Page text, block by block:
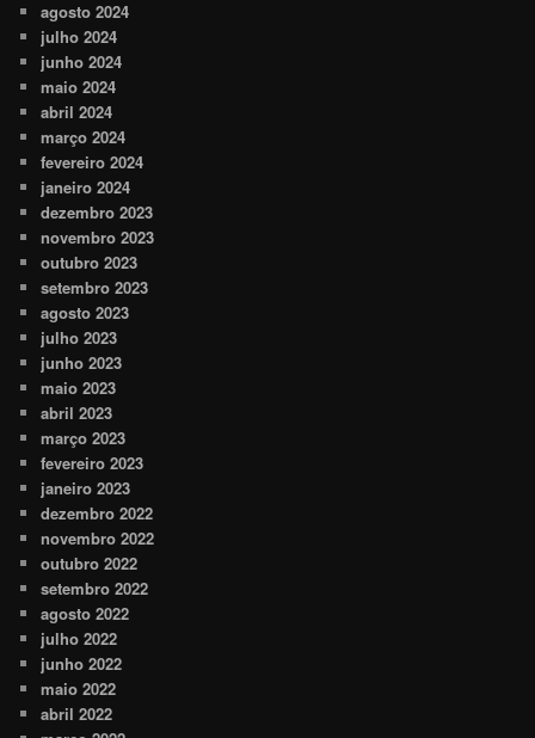
agosto 2024
julho 2024
junho 2024
maio 2024
abril 2024
março 2024
fevereiro 2024
janeiro 2024
dezembro 2023
novembro 2023
outubro 2023
setembro 2023
agosto 2023
julho 2023
junho 2023
maio 2023
abril 2023
março 2023
fevereiro 2023
janeiro 2023
dezembro 2022
novembro 2022
outubro 2022
setembro 2022
agosto 2022
julho 2022
junho 2022
maio 2022
abril 2022